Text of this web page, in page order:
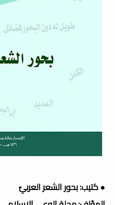
● كتيب: بحور الشعر العربيّ